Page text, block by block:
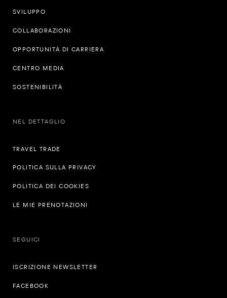
SVILUPPO
COLLABORAZIONI
OPPORTUNITÀ DI CARRIERA
CENTRO MEDIA
SOSTENIBILITÀ
NEL DETTAGLIO
TRAVEL TRADE
POLITICA SULLA PRIVACY
POLITICA DEI COOKIES
LE MIE PRENOTAZIONI
SEGUICI
ISCRIZIONE NEWSLETTER
FACEBOOK